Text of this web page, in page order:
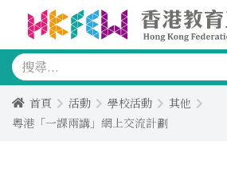
首頁 活動 學校活動
其他
粵港「一課兩講」網上交流計劃